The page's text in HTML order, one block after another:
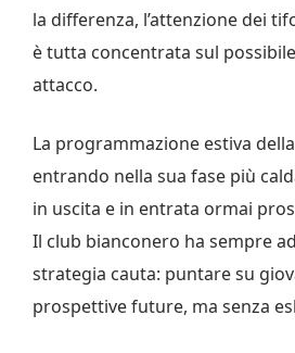
la differenza, l’attenzione dei
è tutta concentrata sul
attacco.
La programmazione estiva
entrando nella sua fase più
in uscita e in entrata ormai
Il club bianconero ha sempre
strategia cauta: puntare su
prospettive future, ma senza